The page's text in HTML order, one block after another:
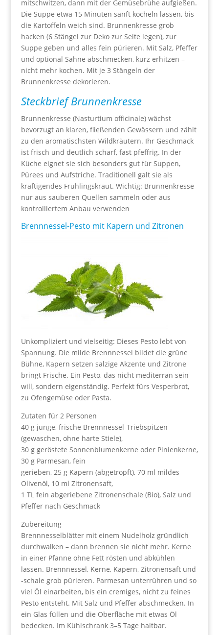
mitschwitzen, dann mit der Gemüsebrühe aufgießen.
Die Suppe etwa 15 Minuten sanft köcheln lassen, bis
die Kartoffeln weich sind. Brunnenkresse grob
hacken (6 Stängel zur Deko zur Seite legen), zur
Suppe geben und alles fein pürieren. Mit Salz, Pfeffer
und optional Sahne abschmecken, kurz erhitzen –
nicht mehr kochen. Mit je 3 Stängeln der
Brunnenkresse dekorieren.
Steckbrief Brunnenkresse
Brunnenkresse (Nasturtium officinale) wächst
bevorzugt an klaren, fließenden Gewässern und zählt
zu den aromatischsten Wildkräutern. Ihr Geschmack
ist frisch und deutlich scharf, fast pfeffrig. In der
Küche eignet sie sich besonders gut für Suppen,
Pürees und Aufstriche. Traditionell galt sie als
kräftigendes Frühlingskraut. Wichtig: Brunnenkresse
nur aus sauberen Quellen sammeln oder aus
kontrolliertem Anbau verwenden
Brennnessel-Pesto mit Kapern und Zitronen
Unkompliziert und vielseitig: Dieses Pesto lebt von
Spannung. Die milde Brennnessel bildet die grüne
Bühne, Kapern setzen salzige Akzente und Zitrone
bringt Frische. Ein Pesto, das nicht mediterran sein
will, sondern eigenständig. Perfekt fürs Vesperbrot,
zu Ofengemüse oder Pasta.
Zutaten für 2 Personen
40 g junge, frische Brennnessel-Triebspitzen
(gewaschen, ohne harte Stiele),
30 g geröstete Sonnenblumenkerne oder Pinienkerne,
30 g Parmesan, fein
gerieben, 25 g Kapern (abgetropft), 70 ml mildes
Olivenöl, 10 ml Zitronensaft,
1 TL fein abgeriebene Zitronenschale (Bio), Salz und
Pfeffer nach Geschmack
Zubereitung
Brennnesselblätter mit einem Nudelholz gründlich
durchwalken – dann brennen sie nicht mehr. Kerne
in einer Pfanne ohne Fett rösten und abkühlen
lassen. Brennnessel, Kerne, Kapern, Zitronensaft und
-schale grob pürieren. Parmesan unterrühren und so
viel Öl einarbeiten, bis ein cremiges, nicht zu feines
Pesto entsteht. Mit Salz und Pfeffer abschmecken. In
ein Glas füllen und die Oberfläche mit etwas Öl
bedecken. Im Kühlschrank 3–5 Tage haltbar.